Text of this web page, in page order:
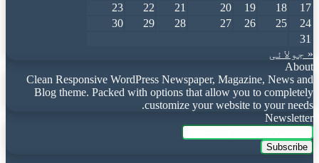
17
18
19
20
21
22
23
24
25
26
27
28
29
30
31
« جولائی
About
Clean Responsive WordPress Newspaper, Magazine, News and
Blog theme. Packed with options that allow you to completely
customize your website to your needs.
Newsletter
Enter
your
Email